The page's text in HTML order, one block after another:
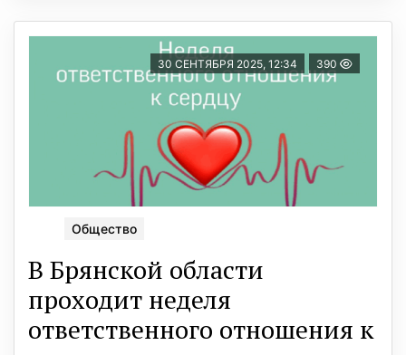
30 СЕНТЯБРЯ 2025, 12:34 390
Общество
В Брянской области
проходит неделя
ответственного отношения к